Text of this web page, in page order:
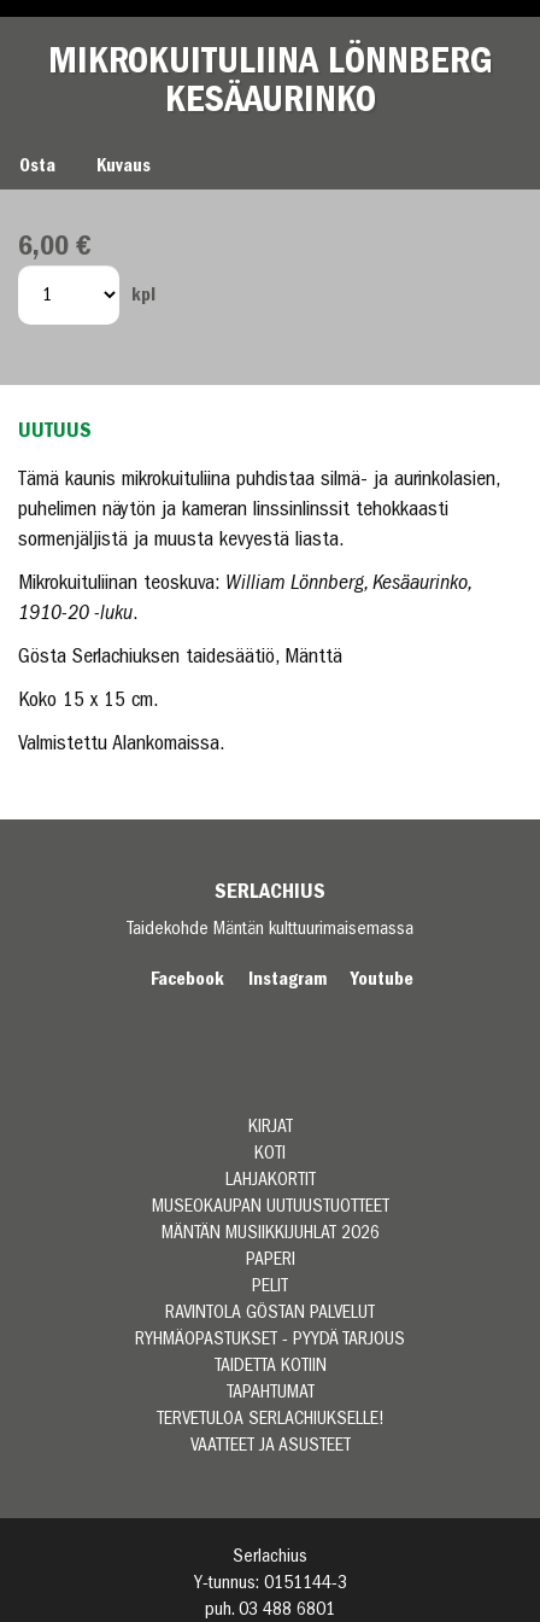
MIKROKUITULIINA LÖNNBERG
KESÄAURINKO
Osta Kuvaus
6,00 €
kpl
UUTUUS
Tämä kaunis mikrokuituliina puhdistaa silmä- ja aurinkolasien,
puhelimen näytön ja kameran linssinlinssit tehokkaasti
sormenjäljistä ja muusta kevyestä liasta.
Mikrokuituliinan teoskuva: William Lönnberg, Kesäaurinko,
1910-20 -luku.
Gösta Serlachiuksen taidesäätiö, Mänttä
Koko 15 x 15 cm.
Valmistettu Alankomaissa.
SERLACHIUS
Taidekohde Mäntän kulttuurimaisemassa
Facebook Instagram Youtube
KIRJAT
KOTI
LAHJAKORTIT
MUSEOKAUPAN UUTUUSTUOTTEET
MÄNTÄN MUSIIKKIJUHLAT 2026
PAPERI
PELIT
RAVINTOLA GÖSTAN PALVELUT
RYHMÄOPASTUKSET - PYYDÄ TARJOUS
TAIDETTA KOTIIN
TAPAHTUMAT
TERVETULOA SERLACHIUKSELLE!
VAATTEET JA ASUSTEET
Serlachius
Y-tunnus: 0151144-3
puh. 03 488 6801